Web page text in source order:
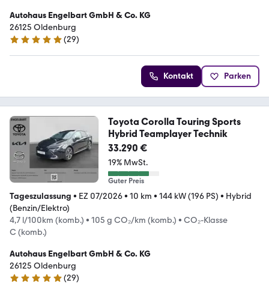
Autohaus Engelbart GmbH & Co. KG
26125 Oldenburg
5 Sterne
(29)
Kontakt Parken
Toyota Corolla Touring Sports
Hybrid Teamplayer Technik
33.290 €
19% MwSt.
Guter Preis
Tageszulassung • EZ 07/2026• 10 km • 144 kW (196 PS) • Hybrid
(Benzin/Elektro)
4,7 l/100km (komb.) • 105 g CO₂/km (komb.) • CO₂-Klasse
C (komb.)
Autohaus Engelbart GmbH & Co. KG
26125 Oldenburg
5 Sterne
(29)